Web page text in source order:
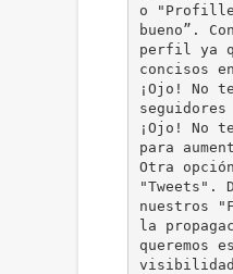
o
bueno”.
perfil ya
concisos
¡Ojo! No
¡Ojo! No
para
Otra
"Tweets".
nuestros
la
queremos